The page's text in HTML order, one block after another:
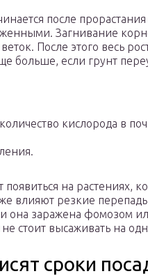
после
Загнивание
После этого весь
больше, если грунт
кислорода в
на растениях,
влияют резкие
она заражена фомозом
стоит высаживать на
сроки